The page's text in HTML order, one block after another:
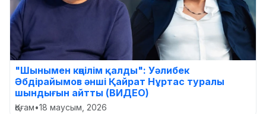
"Шынымен көңілім қалды": Уәлибек
Әбдірайымов әнші Қайрат Нұртас туралы
шындығын айтты (ВИДЕО)
Қоғам•18 маусым, 2026